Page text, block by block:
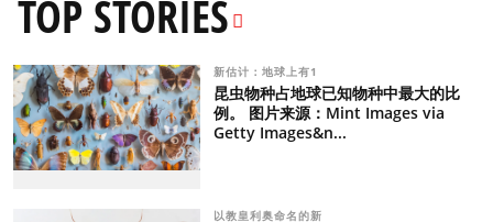
TOP STORIES
新估计：地球上有1
昆虫物种占地球已知物种中最大的比
例。 图片来源：Mint Images via
Getty Images&n...
以教皇利奥命名的新